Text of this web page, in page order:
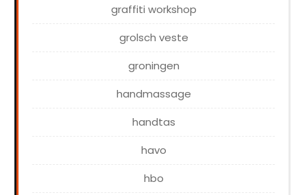
graffiti workshop
grolsch veste
groningen
handmassage
handtas
havo
hbo